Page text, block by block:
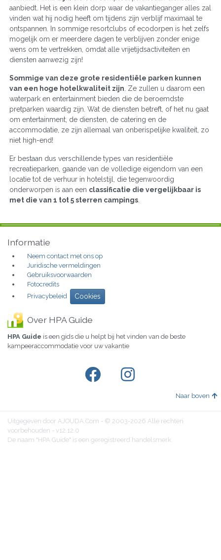
aanbiedt. Het is een klein dorp waar de vakantieganger alles zal
vinden wat hij nodig heeft om tijdens zijn verblijf maximaal te
ontspannen. In sommige resortclubs of ecodorpen is het zelfs
mogelijk om er meerdere dagen te verblijven zonder enige
wens om te vertrekken, omdat alle vrijetijdsactiviteiten en
diensten aanwezig zijn!
Sommige van deze grote residentiële parken kunnen
van een hoge hotelkwaliteit zijn. Ze zullen u daarom een
waterpark en entertainment bieden die de beroemdste
pretparken waardig zijn. Wat de diensten betreft, of het nu gaat
om entertainment, de diensten, de catering en de
accommodatie, ze zijn allemaal van onberispelijke kwaliteit, zo
niet high-end!
Er bestaan dus verschillende types van residentiële
recreatieparken, gaande van de volledige eigendom van een
locatie tot de verhuur in hotelstijl, die tegenwoordig
onderworpen is aan een classificatie die vergelijkbaar is
met die van 1 tot 5 sterren campings.
Informatie
Neem contact met ons op
Juridische vermeldingen
Gebruiksvoorwaarden
Fotocredits
Privacybeleid
Cookies
Over HPA Guide
HPA Guide is een gids die u helpt bij het vinden van de beste
kampeeraccommodatie voor uw vakantie
Naar boven
Uitgegeven door AJOUDA.Com - © 2003-2026 Alle rechten
voorbehouden - v12.12.0
De naam "HPA Guide" is een geregistreerd handelsmerk.